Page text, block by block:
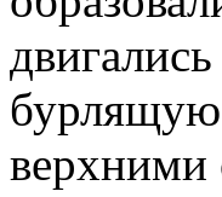
верхними